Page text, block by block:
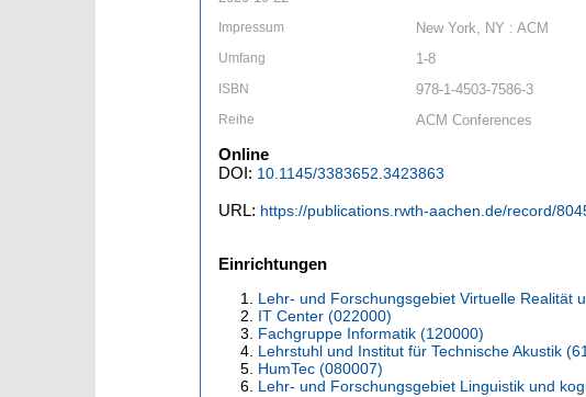
Impressum New York, NY : ACM
Umfang 1-8
ISBN 978-1-4503-7586-3
Reihe ACM Conferences
Online
DOI: 10.1145/3383652.3423863
URL: https://publications.rwth-aachen.de/record/
Einrichtungen
Lehr- und Forschungsgebiet Virtuelle Realität
IT Center (022000)
Fachgruppe Informatik (120000)
Lehrstuhl und Institut für Technische Akustik
HumTec (080007)
Lehr- und Forschungsgebiet Linguistik und